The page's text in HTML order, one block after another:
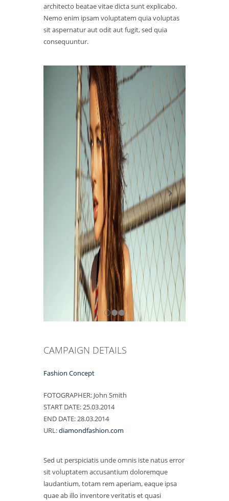
architecto beatae vitae dicta sunt explicabo.
Nemo enim ipsam voluptatem quia voluptas
sit aspernatur aut odit aut fugit, sed quia
consequuntur.
CAMPAIGN DETAILS
Fashion Concept
FOTOGRAPHER: John Smith
START DATE:25.03.2014
END DATE:28.03.2014
URL:diamondfashion.com
Sed ut perspiciatis unde omnis iste natus error
sit voluptatem accusantium doloremque
laudantium, totam rem aperiam, eaque ipsa
quae ab illo inventore veritatis et quasi